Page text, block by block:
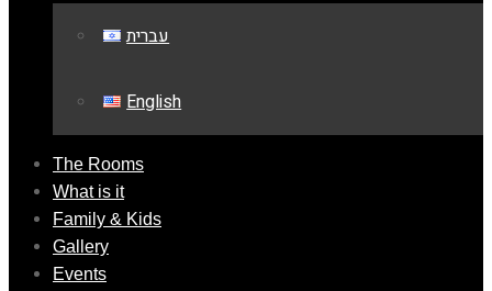
עברית
English
The Rooms
What is it
Family & Kids
Gallery
Events